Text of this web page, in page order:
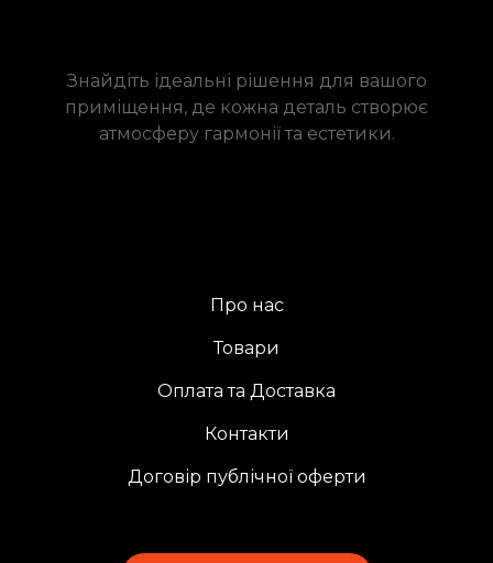
Знайдіть ідеальні рішення для вашого
приміщення, де кожна деталь створює
атмосферу гармонії та естетики.
Про нас
Товари
Оплата та Доставка
Контакти
Договір публічної оферти